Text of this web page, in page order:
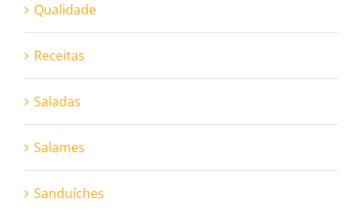
Qualidade
Receitas
Saladas
Salames
Sanduíches